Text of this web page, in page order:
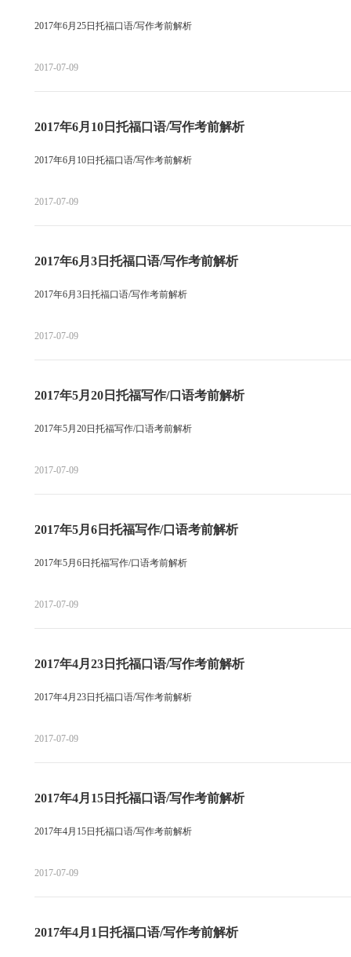
2017年6月25日托福口语/写作考前解析
2017-07-09
2017年6月10日托福口语/写作考前解析
2017年6月10日托福口语/写作考前解析
2017-07-09
2017年6月3日托福口语/写作考前解析
2017年6月3日托福口语/写作考前解析
2017-07-09
2017年5月20日托福写作/口语考前解析
2017年5月20日托福写作/口语考前解析
2017-07-09
2017年5月6日托福写作/口语考前解析
2017年5月6日托福写作/口语考前解析
2017-07-09
2017年4月23日托福口语/写作考前解析
2017年4月23日托福口语/写作考前解析
2017-07-09
2017年4月15日托福口语/写作考前解析
2017年4月15日托福口语/写作考前解析
2017-07-09
2017年4月1日托福口语/写作考前解析